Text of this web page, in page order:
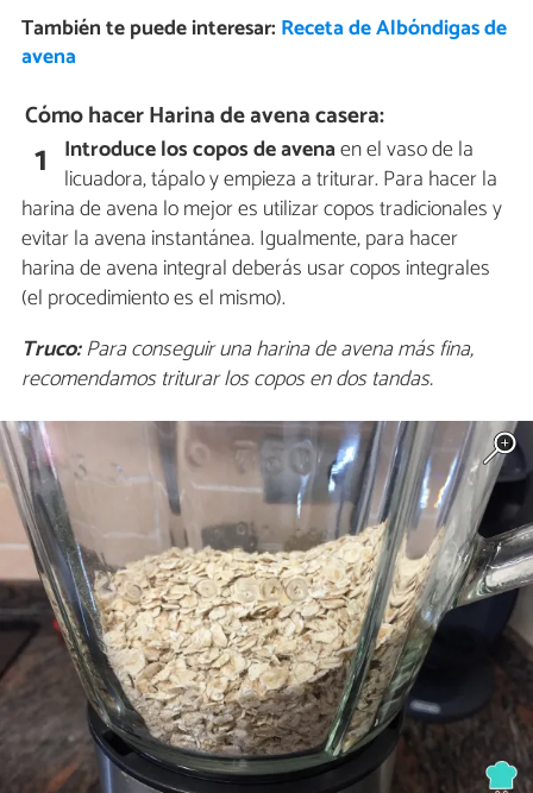
También te puede interesar: Receta de Albóndigas de
avena
Cómo hacer Harina de avena casera:
1 Introduce los copos de avenaen el vaso de la
licuadora, tápalo y empieza a triturar. Para hacer la
harina de avena lo mejor es utilizar copos tradicionales y
evitar la avena instantánea. Igualmente, para hacer
harina de avena integral deberás usar copos integrales
(el procedimiento es el mismo).
Truco:Para conseguir una harina de avena más fina,
recomendamos triturar los copos en dos tandas.